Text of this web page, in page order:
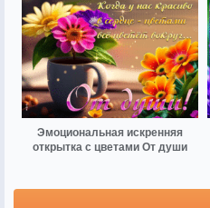
Эмоциональная искренняя
открытка с цветами От души